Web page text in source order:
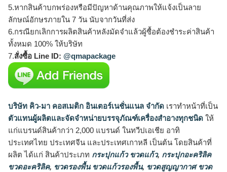
5.หากสินค้าบกพร่องหรือมีปัญหาด้านคุณภาพให้แจ้งเป็นลาย
ลักษณ์อักษรภายใน 7 วัน นับจากวันที่ส่ง
6.กรณียกเลิกการผลิตสินค้าหลังมัดจำแล้วผู้ซื้อต้องชำระค่าสินค้า
ทั้งหมด 100% ให้บริษัท
7.สั่งซื้อ Line ID: @qmapackage
บริษัท คิว-มา คอสเมติก อินเตอร์เนชั่นแนล จำกัด เราทำหน้าที่เป็น
ตัวแทนผู้ผลิตและจัดจำหน่ายบรรจุภัณฑ์เครื่องสำอางทุกชนิด ให้
แก่แบรนด์สินค้ากว่า 2,000 แบรนด์ ในทวีปเอเชีย อาทิ
ประเทศไทย ประเทศจีน และประเทศเกาหลี เป็นต้น โดยสินค้าที่
ผลิต ได้แก่ สินค้าประเภท กระปุกแก้ว ขวดแก้ว, กระปุกอะคริลิค
ขวดอะคริลิค, ขวดรองพื้น ขวดแก้วรองพื้น, ขวดสูญญากาศ ขวด